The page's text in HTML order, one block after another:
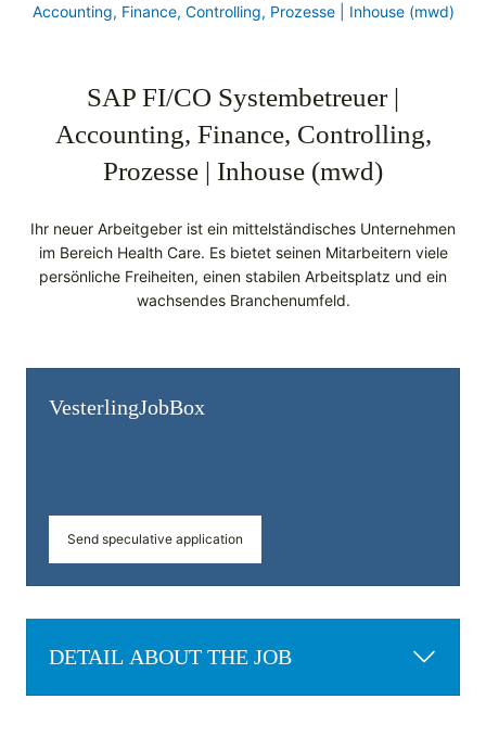
Accounting, Finance, Controlling, Prozesse | Inhouse (mwd)
SAP FI/CO Systembetreuer |
Accounting, Finance, Controlling,
Prozesse | Inhouse (mwd)
Ihr neuer Arbeitgeber ist ein mittelständisches Unternehmen
im Bereich Health Care. Es bietet seinen Mitarbeitern viele
persönliche Freiheiten, einen stabilen Arbeitsplatz und ein
wachsendes Branchenumfeld.
Vesterling­JobBox
Send speculative application
DETAIL ABOUT THE JOB